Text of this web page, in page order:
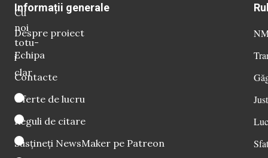
Cu
noi
totu-
i
clar
Informații generale
Despre proiect
Echipa
Contacte
Oferte de lucru
Reguli de citare
Susțineți NewsMaker pe Patreon